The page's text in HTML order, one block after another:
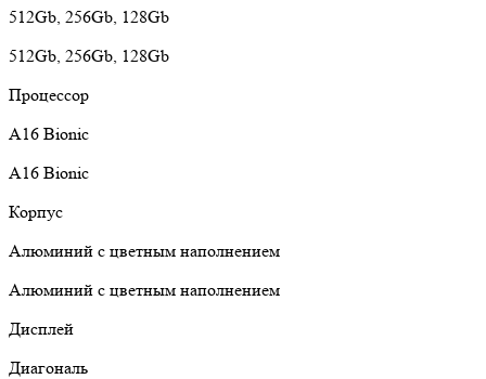
512Gb, 256Gb, 128Gb
512Gb, 256Gb, 128Gb
Процессор
A16 Bionic
A16 Bionic
Корпус
Алюминий с цветным наполнением
Алюминий с цветным наполнением
Дисплей
Диагональ